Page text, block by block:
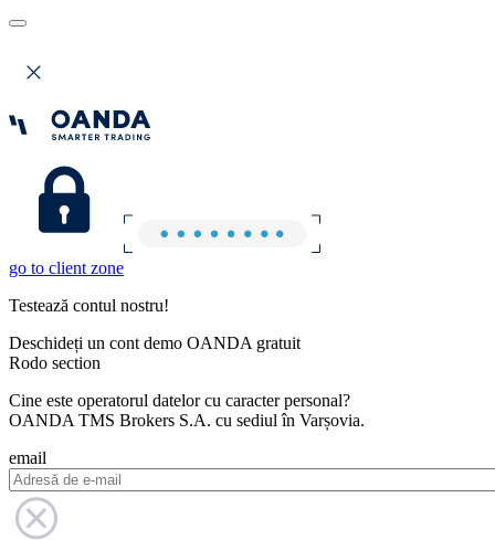
go to client zone
Testează contul nostru!
Deschideți un cont demo OANDA gratuit
Rodo section
Cine este operatorul datelor cu caracter personal?
OANDA TMS Brokers S.A. cu sediul în Varșovia.
email